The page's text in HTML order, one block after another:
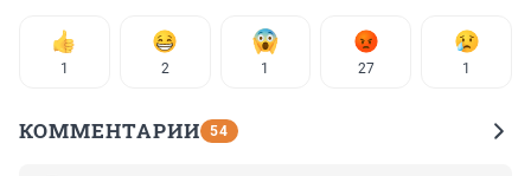
1 2 1 27 1
КОММЕНТАРИИ 54